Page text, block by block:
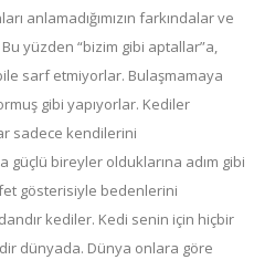
anlamadığımızın farkındalar ve
yüzden “bizim gibi aptallar”a,
sarf etmiyorlar. Bulaşmamaya
gibi yapıyorlar. Kediler
sadece kendilerini
güçlü bireyler olduklarına adım gibi
gösterisiyle bedenlerini
kediler. Kedi senin için hiçbir
dünyada. Dünya onlara göre